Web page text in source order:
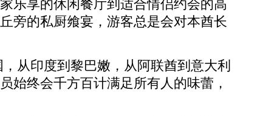
旁的私厨飨宴，游客总是会对本酋长
从印度到黎巴嫩，从阿联酋到意大利
始终会千方百计满足所有人的味蕾，